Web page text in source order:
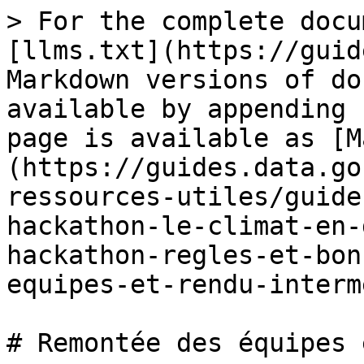
> For the complete
[llms.txt](https://
Markdown versions of
available by
page is available as
(https://
ressources-utiles/
hackathon-le-climat-
hackathon-regles-et-
equipes-et-rendu-
# Remontée des